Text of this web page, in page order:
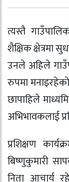
त्यस्तै
शैक्षिक क्षेत्रमा
उनले अहिले
रुपमा
छापाहिले
अभिभावकलाई
प्रशिक्षण
बिष्णुकुमारी
निता आचार्य